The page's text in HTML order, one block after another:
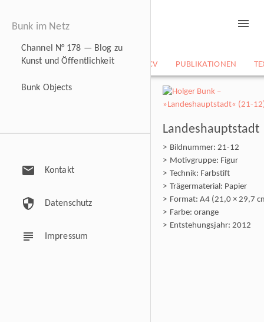
NEWS BILDARCHIV CV PUBLIKATIONEN
menu
Bunk im Netz
Channel N° 178 — Blog zu
Kunst und Öffentlichkeit
Bunk Objects
mail Kontakt
security Datenschutz
subject Impressum
Landeshauptstadt
Bildnummer: 21-12
Motivgruppe: Figur
Technik: Farbstift
Trägermaterial: Papier
Format: A4 (21,0 × 29,7
Farbe: orange
Entstehungsjahr: 2012